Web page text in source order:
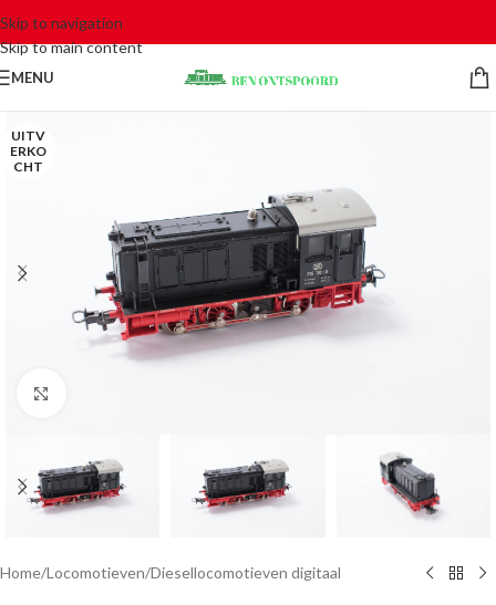
Skip to navigation
Skip to main content
MENU
UITV
ERKO
CHT
Home/Locomotieven/Diesellocomotieven digitaal